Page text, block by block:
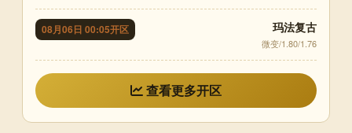
08月06日 00:05开区 玛法复古
微变/1.80/1.76
查看更多开区